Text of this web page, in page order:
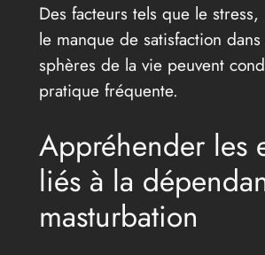
Des facteurs tels que le stress,
le manque de satisfaction dans
sphères de la vie peuvent
pratique fréquente.
Appréhender les
liés à la
masturbation